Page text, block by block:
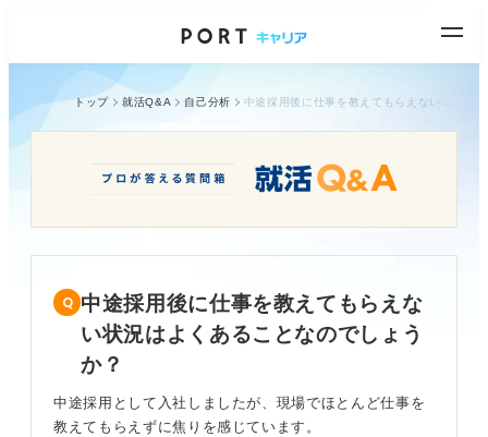
トップ 就活Q&A 自己分析
中途採用後に仕事を教えてもらえな
い状況はよくあることなのでしょう
か？
中途採用として入社しましたが、現場でほとんど仕事を
教えてもらえずに焦りを感じています。